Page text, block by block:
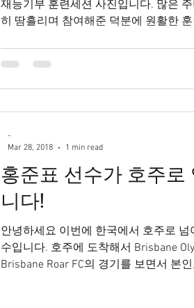
재능기부 훈련세션 사진입니다. 많은 주니어 선수들이 열심
히 땀흘리며 참여해준 덕분에 원활한
홍준표 선수가 호주로
니다!
안녕하세요 이번에 한국에서 호주로 넘
수입니다. 호주에 도착해서 Brisbane
Brisbane Roar FC의 경기를 보면서 본
-
Mar 28, 2018
1 min read